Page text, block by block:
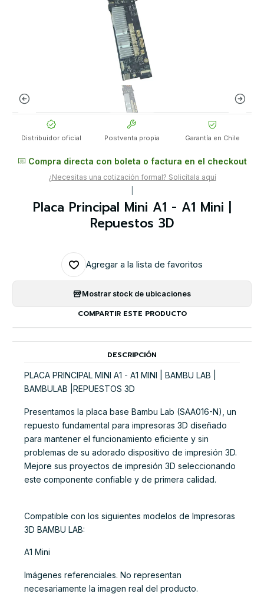
Distribuidor oficial Postventa propia Garantía en Chile
Compra directa con boleta o factura en el checkout
¿Necesitas una cotización formal? Solicítala aquí
Placa Principal Mini A1 - A1 Mini |
Repuestos 3D
Agregar a la lista de favoritos
Mostrar stock de ubicaciones
COMPARTIR ESTE PRODUCTO
DESCRIPCIÓN
PLACA PRINCIPAL MINI A1 - A1 MINI | BAMBU LAB |
BAMBULAB |REPUESTOS 3D
Presentamos la placa base Bambu Lab (SAA016-N), un
repuesto fundamental para impresoras 3D diseñado
para mantener el funcionamiento eficiente y sin
problemas de su adorado dispositivo de impresión 3D.
Mejore sus proyectos de impresión 3D seleccionando
este componente confiable y de primera calidad.
Compatible con los siguientes modelos de Impresoras
3D BAMBU LAB:
A1 Mini
Imágenes referenciales. No representan
necesariamente la imagen real del producto.